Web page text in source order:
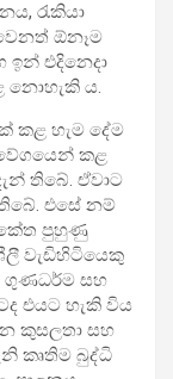
රැකියා
ඕනෑම
ඉන් එදිනෙදා
නොහැකි ය.
කළ හැම දේම
කළ
තිබේ. ඒවාට
එසේ නම්
පුහුණු
වැඩිහිටියෙකු
ගුණධර්ම සහ
එයට හැකි විය
කුසලතා සහ
කෘතිම බුද්ධි